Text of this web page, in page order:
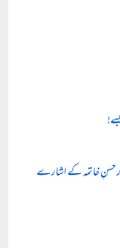
حسنِ خاتمہ کے اشارے